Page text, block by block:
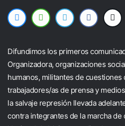
Difundimos los primeros
Organizadora, organizaciones
humanos, militantes de
trabajadores/as de prensa y
la salvaje represión llevada
contra integrantes de la marcha de